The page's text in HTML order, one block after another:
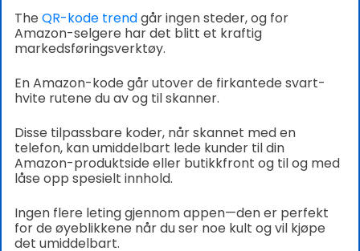
The QR-kode trendgår ingen steder, og for
Amazon-selgere har det blitt et kraftig
markedsføringsverktøy.
En Amazon-kode går utover de firkantede svart-
hvite rutene du av og til skanner.
Disse tilpassbare koder, når skannet med en
telefon, kan umiddelbart lede kunder til din
Amazon-produktside eller butikkfront og til og med
låse opp spesielt innhold.
Ingen flere leting gjennom appen—den er perfekt
for de øyeblikkene når du ser noe kult og vil kjøpe
det umiddelbart.